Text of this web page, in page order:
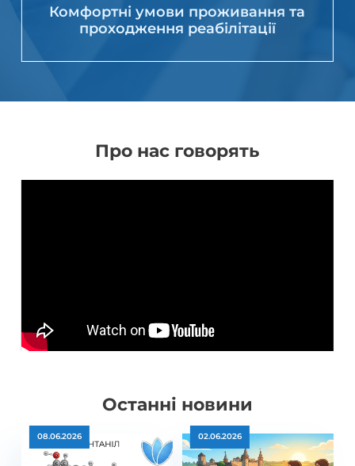
Комфортні умови проживання та
проходження реабілітації
Про нас говорять
Останні новини
08.06.2026 02.06.2026